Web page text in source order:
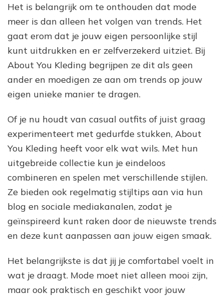
Het is belangrijk om te onthouden dat mode
meer is dan alleen het volgen van trends. Het
gaat erom dat je jouw eigen persoonlijke stijl
kunt uitdrukken en er zelfverzekerd uitziet. Bij
About You Kleding begrijpen ze dit als geen
ander en moedigen ze aan om trends op jouw
eigen unieke manier te dragen.
Of je nu houdt van casual outfits of juist graag
experimenteert met gedurfde stukken, About
You Kleding heeft voor elk wat wils. Met hun
uitgebreide collectie kun je eindeloos
combineren en spelen met verschillende stijlen.
Ze bieden ook regelmatig stijltips aan via hun
blog en sociale mediakanalen, zodat je
geïnspireerd kunt raken door de nieuwste trends
en deze kunt aanpassen aan jouw eigen smaak.
Het belangrijkste is dat jij je comfortabel voelt in
wat je draagt. Mode moet niet alleen mooi zijn,
maar ook praktisch en geschikt voor jouw